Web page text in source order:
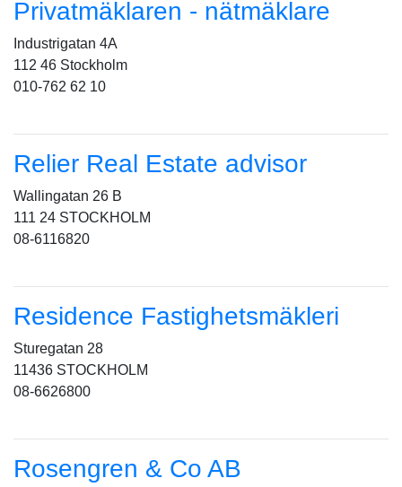
Privatmäklaren - nätmäklare
Industrigatan 4A
112 46 Stockholm
010-762 62 10
Relier Real Estate advisor
Wallingatan 26 B
111 24 STOCKHOLM
08-6116820
Residence Fastighetsmäkleri
Sturegatan 28
11436 STOCKHOLM
08-6626800
Rosengren & Co AB